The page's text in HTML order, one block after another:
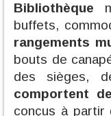
Bibliothèque
buffets,
rangements
bouts de
des sièges,
comportent
conçus à partir